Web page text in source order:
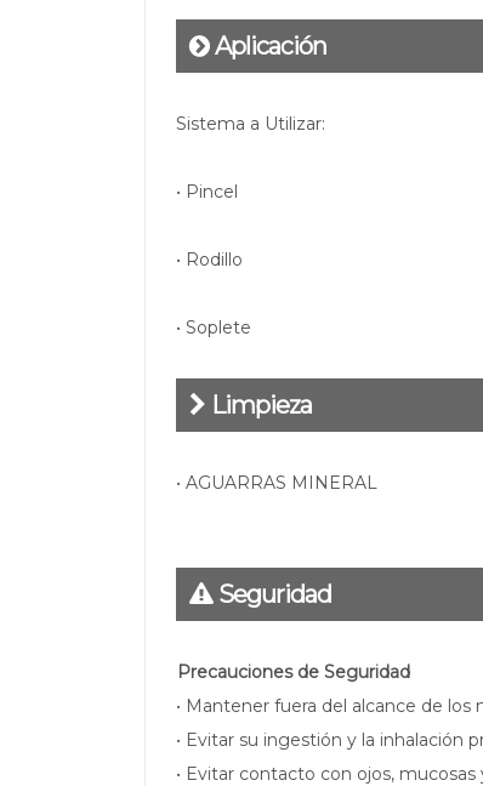
Aplicación
Sistema a Utilizar:
• Pincel
• Rodillo
• Soplete
Limpieza
• AGUARRAS MINERAL
Seguridad
Precauciones de Seguridad
• Mantener fuera del alcance de los
• Evitar su ingestión y la inhalación
• Evitar contacto con ojos,